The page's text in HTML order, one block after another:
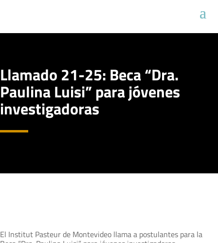
Llamado 21-25: Beca “Dra.
Paulina Luisi” para jóvenes
investigadoras
El Institut Pasteur de Montevideo llama a postulantes para la